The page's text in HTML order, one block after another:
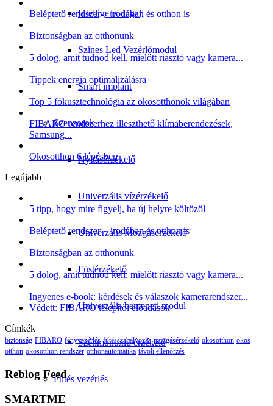
Intelligens dugalj
Színes Led Vezérlőmodul
Smart implant
Szenzorok
Nyitásérzékelő
Univerzális vízérzékelő
Univerzális Mozgásérzékelő
Füstérzékelő
Univerzális bemeneti modul
Szénmonoxid érzékelő
Fűtés vezérlés
Beléptető rendszer – irodában és otthon is
Biztonságban az otthonunk
5 dolog, amit tudnod kell, mielőtt riasztó vagy kamera...
Tippek energia optimalizálásra
Top 5 fókusztechnológia az okosotthonok világában
FIBARO rendszerhez illeszthető klímaberendezések,
Samsung...
Okosotthon 6 lépésben
Legújabb
5 tipp, hogy mire figyelj, ha új helyre költözöl
Beléptető rendszer – irodában és otthon is
Biztonságban az otthonunk
5 dolog, amit tudnod kell, mielőtt riasztó vagy kamera...
Ingyenes e-book: kérdések és válaszok kamerarendszer...
Védett: FIBARO telepítői előadások
Címkék
biztonság FIBARO fényvezérlés fűtésszabályozás mozgásérzékelő okosotthon okos
otthon okosotthon rendszer otthonautomatika távoli ellenőrzés
Reblog Feed
SMARTME